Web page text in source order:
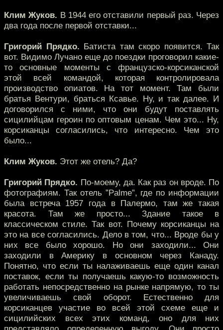
Клим Жуков. В 1944 его отставили первый раз. Через
два года после первой отставки...
Григорий Прядко. Батиста там скоро появится. Так
вот. Видимо Лучано еще до поездки проговорил какие-
то основные моменты с французско-корсиканской
этой всей командой, которая контролировала
производство опиатов. На тот момент. Там были
братья Вентури, браться Ксавье. Ну, и так далее. И
договорился с ними, что они будут поставлять
сицилийцам героин по оптовым ценам. Чем это... Ну,
корсиканцы согласились, что интересно. Чем это
было...
Клим Жуков. Этот же отель? Да?
Григорий Прядко. По-моему, да. Как раз он вроде. По
фотографиям. Так отель ”Palme”, где по информации
была встреча 1957 года в Палермо, там же такая
красота. Там же просто... Здание такое в
классическом стиле. Так вот. Почему корсиканцы на
это на все согласились. Дело в том, что... Вроде бы у
них все было хорошо. Но они заходили... Они
заходили в Америку в основном через Канаду.
Понятно, что если ты налаживаешь еще один канал
поставок, если ты получаешь какую-то возможность
работать непосредственно на рынке напрямую, то ты
увеличиваешь свой оборот. Естественно для
корсиканцев участие во всей этой схеме еще и
сицилийских всех этих команд, оно для них